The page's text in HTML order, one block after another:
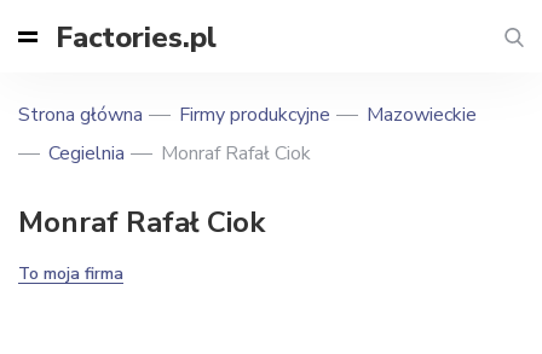
Factories.pl
Strona główna Firmy produkcyjne
Mazowieckie
Cegielnia
Monraf Rafał Ciok
Monraf Rafał Ciok
To moja firma